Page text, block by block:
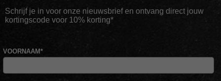
Schrijf je in voor onze nieuwsbrief en ontvang direct jouw
kortingscode voor 10% korting*
VOORNAAM*